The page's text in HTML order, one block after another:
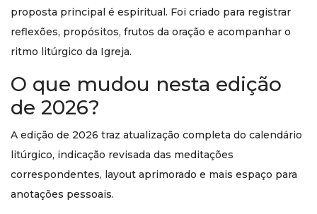
proposta principal é espiritual. Foi criado para registrar
reflexões, propósitos, frutos da oração e acompanhar o
ritmo litúrgico da Igreja.
O que mudou nesta edição
de 2026?
A edição de 2026 traz atualização completa do calendário
litúrgico, indicação revisada das meditações
correspondentes, layout aprimorado e mais espaço para
anotações pessoais.